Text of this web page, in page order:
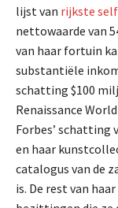
lijst van rijkste
nettowaarde van
van haar fortuin
substantiële
schatting $100
Renaissance
Forbes’ schatting
en haar
catalogus van de
is. De rest van